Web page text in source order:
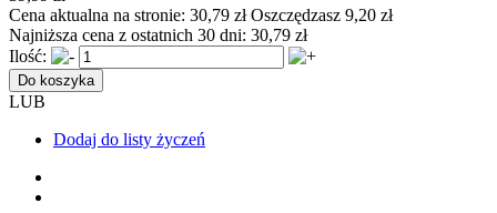
Cena aktualna na stronie: 30,79 złOszczędzasz 9,20 zł
Najniższa cena z ostatnich 30 dni: 30,79 zł
Ilość:
Do koszyka
LUB
Dodaj do listy życzeń